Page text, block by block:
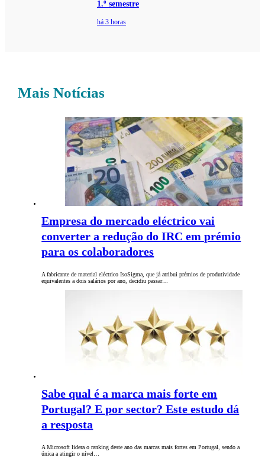
1.º semestre
há 3 horas
Mais Notícias
Empresa do mercado eléctrico vai
converter a redução do IRC em prémio
para os colaboradores
A fabricante de material eléctrico IsoSigma, que já atribui prémios de produtividade
equivalentes a dois salários por ano, decidiu passar…
Sabe qual é a marca mais forte em
Portugal? E por sector? Este estudo dá
a resposta
A Microsoft lidera o ranking deste ano das marcas mais fortes em Portugal, sendo a
única a atingir o nível…